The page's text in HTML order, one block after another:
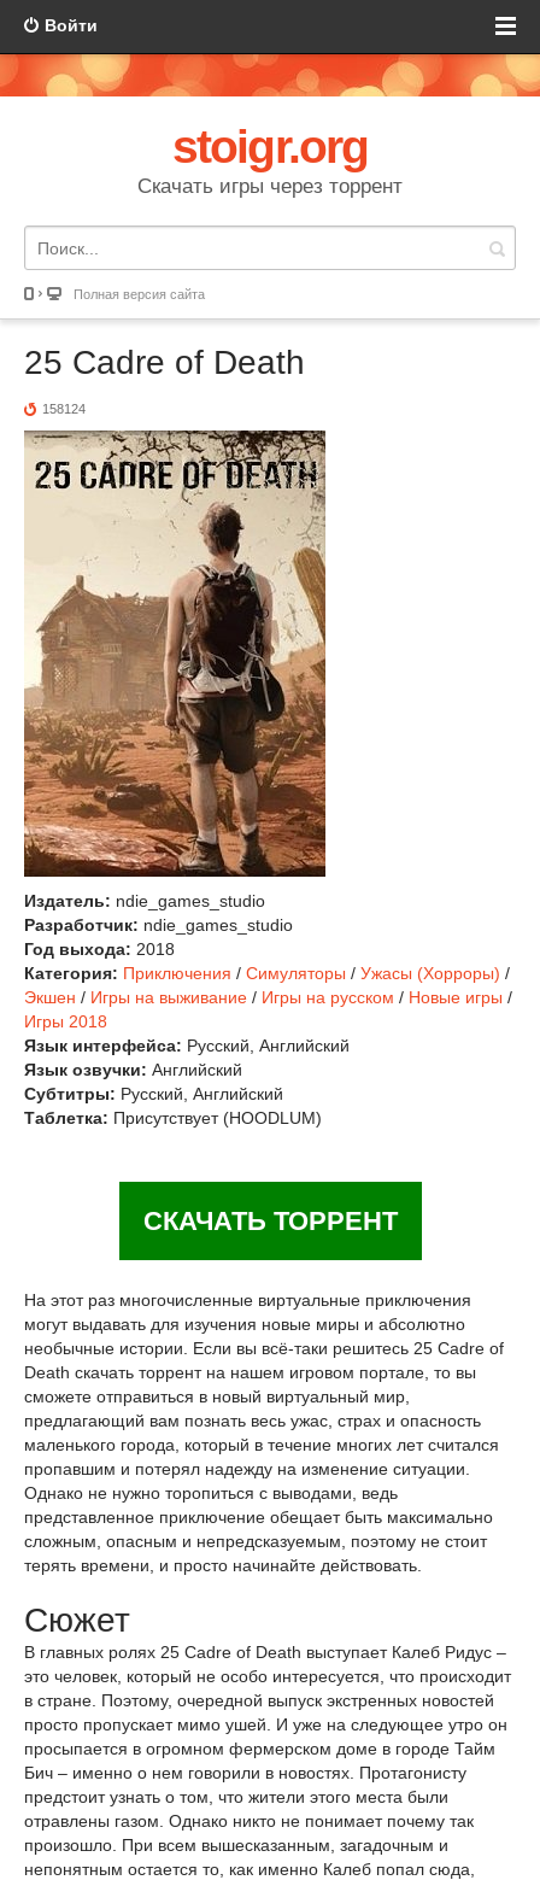
Войти
stoigr.org
Скачать игры через торрент
Полная версия сайта
25 Cadre of Death
158124
Издатель: ndie_games_studio
Разработчик: ndie_games_studio
Год выхода: 2018
Категория: Приключения / Симуляторы / Ужасы (Хорроры) /
Экшен / Игры на выживание / Игры на русском / Новые игры /
Игры 2018
Язык интерфейса: Русский, Английский
Язык озвучки: Английский
Субтитры: Русский, Английский
Таблетка: Присутствует (HOODLUM)
СКАЧАТЬ ТОРРЕНТ
На этот раз многочисленные виртуальные приключения
могут выдавать для изучения новые миры и абсолютно
необычные истории. Если вы всё-таки решитесь 25 Cadre of
Death скачать торрент на нашем игровом портале, то вы
сможете отправиться в новый виртуальный мир,
предлагающий вам познать весь ужас, страх и опасность
маленького города, который в течение многих лет считался
пропавшим и потерял надежду на изменение ситуации.
Однако не нужно торопиться с выводами, ведь
представленное приключение обещает быть максимально
сложным, опасным и непредсказуемым, поэтому не стоит
терять времени, и просто начинайте действовать.
Сюжет
В главных ролях 25 Cadre of Death выступает Калеб Ридус –
это человек, который не особо интересуется, что происходит
в стране. Поэтому, очередной выпуск экстренных новостей
просто пропускает мимо ушей. И уже на следующее утро он
просыпается в огромном фермерском доме в городе Тайм
Бич – именно о нем говорили в новостях. Протагонисту
предстоит узнать о том, что жители этого места были
отравлены газом. Однако никто не понимает почему так
произошло. При всем вышесказанным, загадочным и
непонятным остается то, как именно Калеб попал сюда,